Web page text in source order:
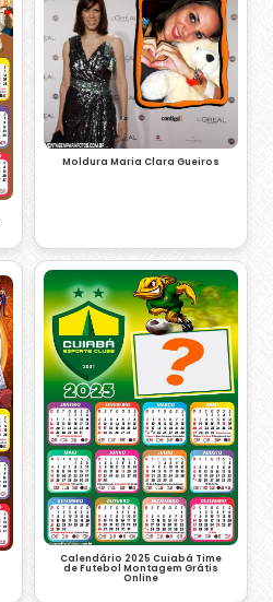
Moldura Maria Clara Gueiros
Calendário 2025 Cuiabá Time
de Futebol Montagem Grátis
Online